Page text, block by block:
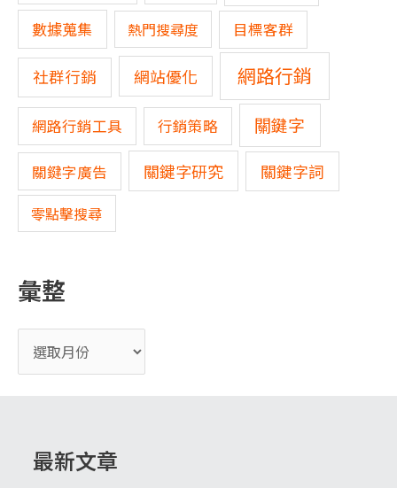
數據蒐集 熱門搜尋度 目標客群
社群行銷 網站優化 網路行銷
網路行銷工具 行銷策略 關鍵字
關鍵字廣告 關鍵字研究 關鍵字詞
零點擊搜尋
彙整
最新文章